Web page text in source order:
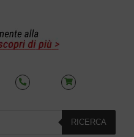
RICERCA